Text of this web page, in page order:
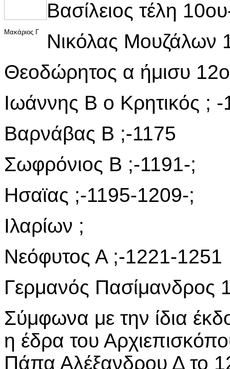
Μακάριος Γ
Βασίλειος τέλη
Νικόλας Μουζάλων
Θεοδώρητος α ήμισυ
Ιωάννης Β ο Κρητικός ;
Βαρνάβας Β ;-1175
Σωφρόνιος Β ;-1191-;
Ησαϊας ;-1195-1209-;
Ιλαρίων ;
Νεόφυτος Α ;-1221-1251
Γερμανός Πασίμανδρος
Σύμφωνα με την ίδια
η έδρα του
Πάπα Αλέξανδρου Δ το